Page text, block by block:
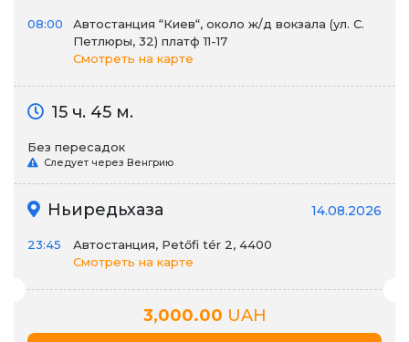
08:00
Автостанция “Киев“, около ж/д вокзала (ул. С.
Петлюры, 32) платф 11-17
Смотреть на карте
15 ч. 45 м.
Без пересадок
Следует через Венгрию
Ньиредьхаза 14.08.2026
23:45
Автостанция, Petőfi tér 2, 4400
Смотреть на карте
3,000.00 UAH